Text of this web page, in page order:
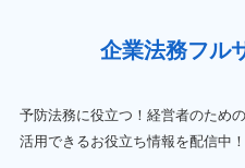
企業法務フル
予防法務に役立つ！経営者のため
活用できるお役立ち情報を配信中！